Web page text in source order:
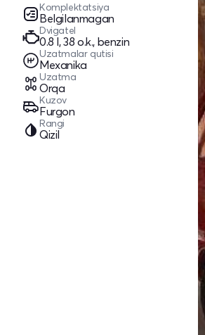
Komplektatsiya
Belgilanmagan
Dvigatel
0.8 l, 38 o.k., benzin
Uzatmalar qutisi
Mexanika
Uzatma
Orqa
Kuzov
Furgon
Rangi
Qizil